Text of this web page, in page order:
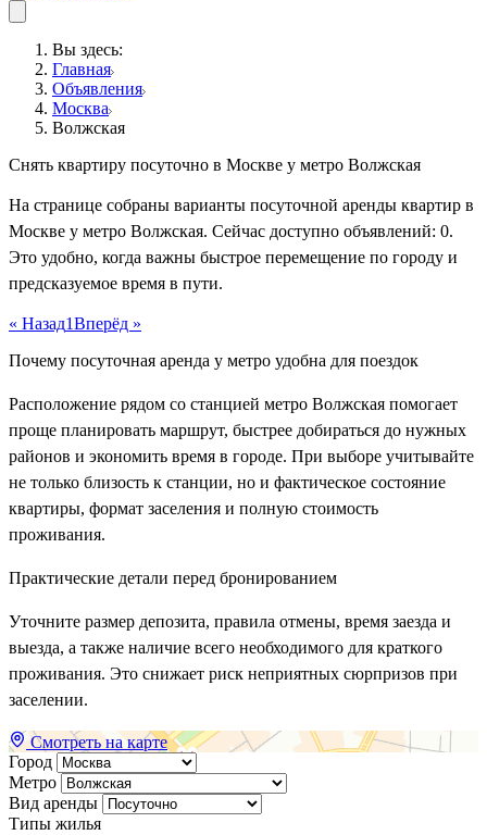
Вы здесь:
Главная
Объявления
Москва
Волжская
Снять квартиру посуточно в Москве у метро Волжская
На странице собраны варианты посуточной аренды квартир в
Москве у метро Волжская. Сейчас доступно объявлений: 0.
Это удобно, когда важны быстрое перемещение по городу и
предсказуемое время в пути.
« Назад1Вперёд »
Почему посуточная аренда у метро удобна для поездок
Расположение рядом со станцией метро Волжская помогает
проще планировать маршрут, быстрее добираться до нужных
районов и экономить время в городе. При выборе учитывайте
не только близость к станции, но и фактическое состояние
квартиры, формат заселения и полную стоимость
проживания.
Практические детали перед бронированием
Уточните размер депозита, правила отмены, время заезда и
выезда, а также наличие всего необходимого для краткого
проживания. Это снижает риск неприятных сюрпризов при
заселении.
Смотреть на карте
Город
Метро
Вид аренды
Типы жилья